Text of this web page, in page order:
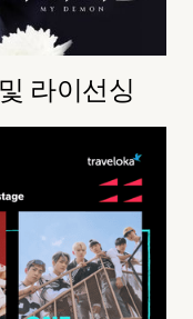
라이선싱